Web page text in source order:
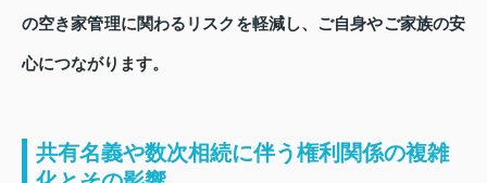
の空き家管理に関わるリスクを軽減し、ご自身やご家族の安
心につながります。
共有名義や数次相続に伴う権利関係の複雑